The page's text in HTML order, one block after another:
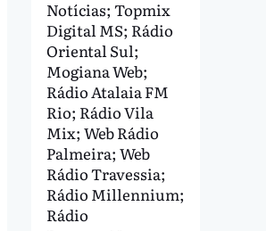
Notícias; Topmix
Digital MS; Rádio
Oriental Sul;
Mogiana Web;
Rádio Atalaia FM
Rio; Rádio Vila
Mix; Web Rádio
Palmeira; Web
Rádio Travessia;
Rádio Millennium;
Rádio